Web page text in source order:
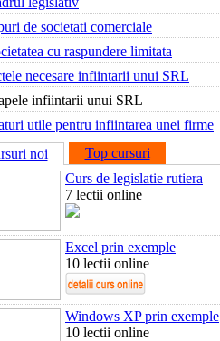
de societati comerciale
cu raspundere limitata
necesare infiintarii unui SRL
infiintarii unui SRL
utile pentru infiintarea unei firme
noi
Top cursuri
Curs de legislatie rutiera
7 lectii online
Excel prin exemple
10 lectii online
Windows XP prin exemple
10 lectii online